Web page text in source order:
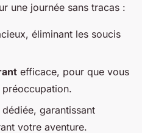
une journée sans tracas :
éliminant les soucis
efficace, pour que vous
préoccupation.
garantissant
votre aventure.